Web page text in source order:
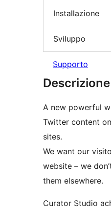
Installazione
Sviluppo
Supporto
Descrizione
A new powerful
Twitter content
sites.
We want our
website – we
them elsewhere.
Curator Studio